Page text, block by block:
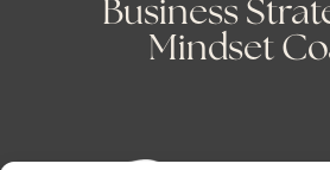
Business
Mindset